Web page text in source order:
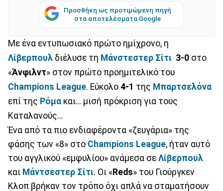
Προσθήκη ως προτιμώμενη πηγή
στα αποτελέσματα Google
Με ένα εντυπωσιακό πρώτο ημίχρονο, η
Λίβερπουλ διέλυσε τη Μάνστεστερ Σίτι 3-0 στο
«Άνφιλντ» στον πρώτο προημιτελικό του
Champions League. Εύκολο 4-1 της Μπαρτσελόνα
επί της Ρόμα και… μισή πρόκριση για τους
Καταλανούς…
Ένα από τα πιο ενδιαφέροντα «ζευγάρια» της
φάσης των «8» στο Champions League, ήταν αυτό
του αγγλικού «εμφυλίου» ανάμεσα σε Λίβερπουλ
και Μάντσεστερ Σίτι. Οι «Reds» του Γιούργκεν
Κλοπ βρήκαν τον τρόπο όχι απλά να σταματήσουν